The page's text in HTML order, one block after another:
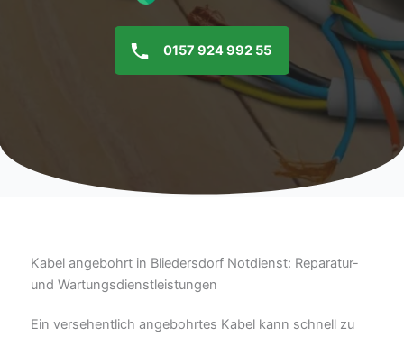
0157 924 992 55
Kabel angebohrt in Bliedersdorf Notdienst: Reparatur-
und Wartungsdienstleistungen
Ein versehentlich angebohrtes Kabel kann schnell zu